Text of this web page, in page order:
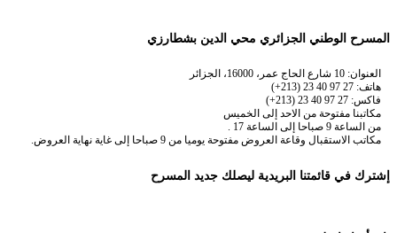
المسرح الوطني الجزائري محي الدين بشطارزي
العنوان: 10 شارع الحاج عمر، 16000، الجزائر
هاتف: 27 97 40 23 (213+)
فاكس: 27 97 40 23 (213+)
مكاتبنا مفتوحة من الاحد إلى الخميس
من الساعة 9 صباحا إلى الساعة 17 .
مكاتب الاستقبال وقاعة العروض مفتوحة يوميا من 9 صباحا إلى غاية نهاية العروض.
إشترك في قائمتنا البريدية ليصلك جديد المسرح